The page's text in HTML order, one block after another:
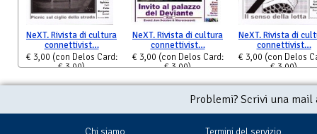
NeXT. Rivista di cultura
connettivist…
€ 3,00 (con Delos Card:
€ 3,00)
NeXT. Rivista di cultura
connettivist…
€ 3,00 (con Delos Card:
€ 3,00)
NeXT. Rivista di
connettivist…
€ 3,00 (con Delos
€ 3,00)
Problemi? Scrivi una
Chi siamo
Termini del servizio